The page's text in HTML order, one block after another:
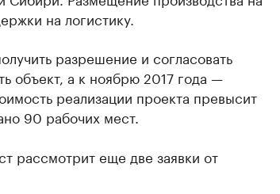
на логистику.
разрешение и согласовать
объект, а к ноябрю 2017 года —
реализации проекта превысит
90 рабочих мест.
рассмотрит еще две заявки от